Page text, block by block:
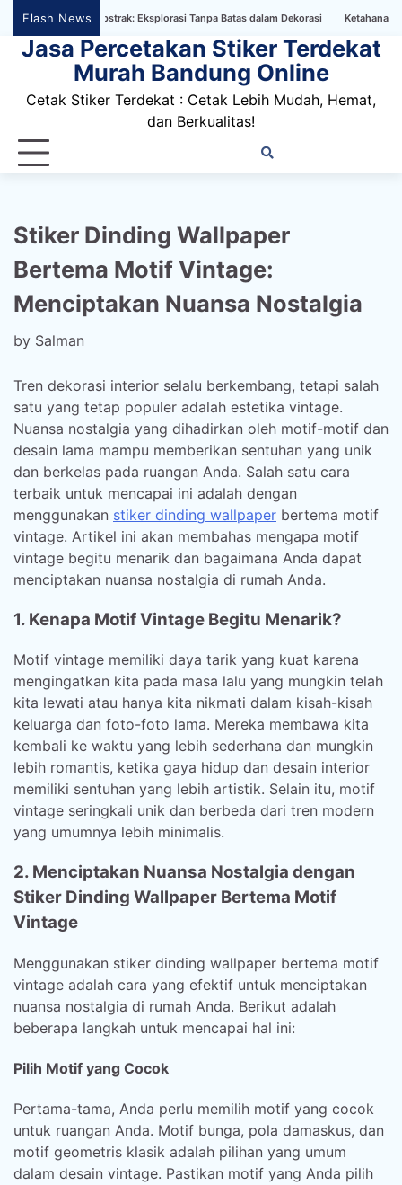
Skip
content
Flash News
Abstrak: Eksplorasi Tanpa Batas dalam Dekorasi Ketahanan Stiker
Jasa Percetakan Stiker Terdekat
Murah Bandung Online
Cetak Stiker Terdekat : Cetak Lebih Mudah, Hemat,
dan Berkualitas!
Stiker Dinding Wallpaper
Bertema Motif Vintage:
Menciptakan Nuansa Nostalgia
by Salman
Tren dekorasi interior selalu berkembang, tetapi salah
satu yang tetap populer adalah estetika vintage.
Nuansa nostalgia yang dihadirkan oleh motif-motif dan
desain lama mampu memberikan sentuhan yang unik
dan berkelas pada ruangan Anda. Salah satu cara
terbaik untuk mencapai ini adalah dengan
menggunakan stiker dinding wallpaper bertema motif
vintage. Artikel ini akan membahas mengapa motif
vintage begitu menarik dan bagaimana Anda dapat
menciptakan nuansa nostalgia di rumah Anda.
1. Kenapa Motif Vintage Begitu Menarik?
Motif vintage memiliki daya tarik yang kuat karena
mengingatkan kita pada masa lalu yang mungkin telah
kita lewati atau hanya kita nikmati dalam kisah-kisah
keluarga dan foto-foto lama. Mereka membawa kita
kembali ke waktu yang lebih sederhana dan mungkin
lebih romantis, ketika gaya hidup dan desain interior
memiliki sentuhan yang lebih artistik. Selain itu, motif
vintage seringkali unik dan berbeda dari tren modern
yang umumnya lebih minimalis.
2. Menciptakan Nuansa Nostalgia dengan
Stiker Dinding Wallpaper Bertema Motif
Vintage
Menggunakan stiker dinding wallpaper bertema motif
vintage adalah cara yang efektif untuk menciptakan
nuansa nostalgia di rumah Anda. Berikut adalah
beberapa langkah untuk mencapai hal ini:
Pilih Motif yang Cocok
Pertama-tama, Anda perlu memilih motif yang cocok
untuk ruangan Anda. Motif bunga, pola damaskus, dan
motif geometris klasik adalah pilihan yang umum
dalam desain vintage. Pastikan motif yang Anda pilih